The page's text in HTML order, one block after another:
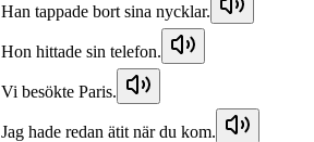
Han tappade bort sina nycklar.
Hon hittade sin telefon.
Vi besökte Paris.
Jag hade redan ätit när du kom.